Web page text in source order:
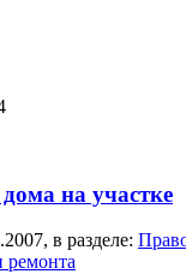
на участке
, в разделе:
ремонта